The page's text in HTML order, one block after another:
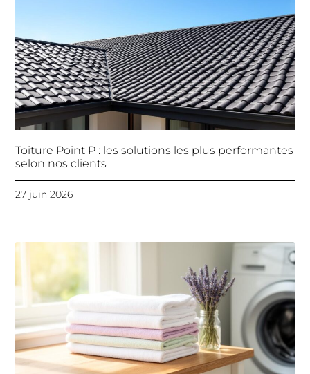
Toiture Point P : les solutions les plus performantes
selon nos clients
27 juin 2026